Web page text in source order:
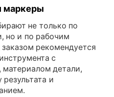
маркеры
не только по
но и по рабочим
рекомендуется
с
детали,
и